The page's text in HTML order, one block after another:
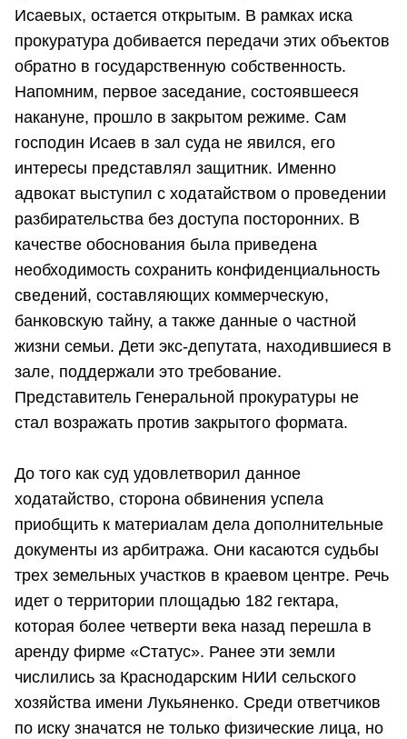
Исаевых, остается открытым. В рамках иска
прокуратура добивается передачи этих объектов
обратно в государственную собственность.
Напомним, первое заседание, состоявшееся
накануне, прошло в закрытом режиме. Сам
господин Исаев в зал суда не явился, его
интересы представлял защитник. Именно
адвокат выступил с ходатайством о проведении
разбирательства без доступа посторонних. В
качестве обоснования была приведена
необходимость сохранить конфиденциальность
сведений, составляющих коммерческую,
банковскую тайну, а также данные о частной
жизни семьи. Дети экс-депутата, находившиеся в
зале, поддержали это требование.
Представитель Генеральной прокуратуры не
стал возражать против закрытого формата.
До того как суд удовлетворил данное
ходатайство, сторона обвинения успела
приобщить к материалам дела дополнительные
документы из арбитража. Они касаются судьбы
трех земельных участков в краевом центре. Речь
идет о территории площадью 182 гектара,
которая более четверти века назад перешла в
аренду фирме «Статус». Ранее эти земли
числились за Краснодарским НИИ сельского
хозяйства имени Лукьяненко. Среди ответчиков
по иску значатся не только физические лица, но